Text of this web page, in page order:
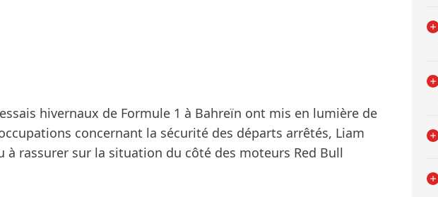
hivernaux de Formule 1 à Bahreïn ont mis en lumière de
concernant la sécurité des départs arrêtés, Liam
à rassurer sur la situation du côté des moteurs Red Bull